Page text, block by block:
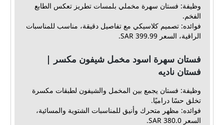
وظيفة: فستان سهرة مخملي بلمسات تطريز تعكس الطابع
الفخم.
فوائده: تصميم كلاسيكي مع تفاصيل دقيقة، مناسب للمناسبات
الراقية، السعر 399.99 SAR.
فستان سهرة اسود مخمل شيفون مكسر |
فستان ناديه
وظيفة: فستان يجمع بين المخمل والشيفون لطبقات مكسرة
تخلق حسًا دراميًا.
فوائده: مظهر متحرك وأنيق للمناسبات الشتوية والمسائية،
السعر 380.0 SAR.